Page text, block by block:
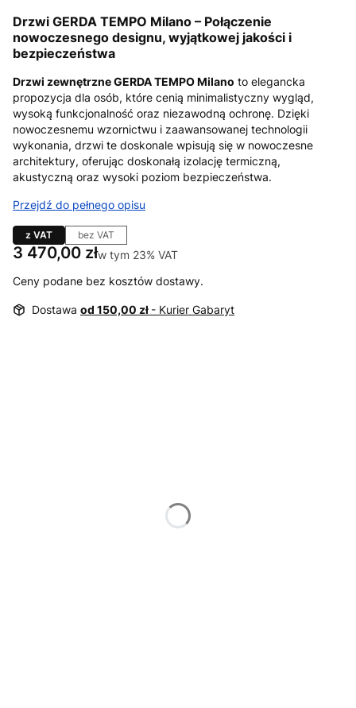
Drzwi GERDA TEMPO Milano – Połączenie
nowoczesnego designu, wyjątkowej jakości i
bezpieczeństwa
Drzwi zewnętrzne GERDA TEMPO Milano to elegancka
propozycja dla osób, które cenią minimalistyczny wygląd,
wysoką funkcjonalność oraz niezawodną ochronę. Dzięki
nowoczesnemu wzornictwu i zaawansowanej technologii
wykonania, drzwi te doskonale wpisują się w nowoczesne
architektury, oferując doskonałą izolację termiczną,
akustyczną oraz wysoki poziom bezpieczeństwa.
Przejdź do pełnego opisu
z VAT bez VAT
Cena
3 470,00 złw tym 23% VAT
w tym 23% VAT
Ceny podane bez kosztów dostawy.
Dostawa od 150,00 zł - Kurier Gabaryt